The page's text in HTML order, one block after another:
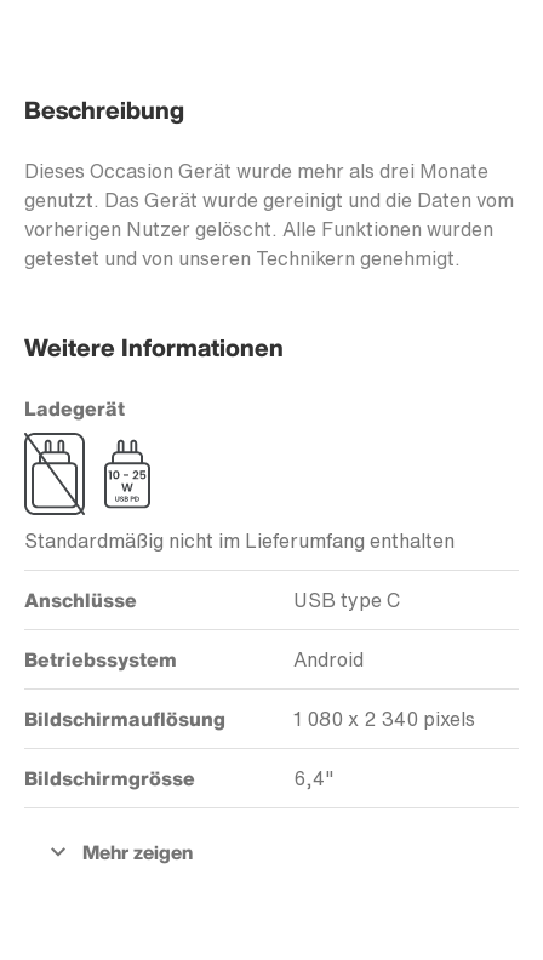
Beschreibung
Dieses Occasion Gerät wurde mehr als drei Monate
genutzt. Das Gerät wurde gereinigt und die Daten vom
vorherigen Nutzer gelöscht. Alle Funktionen wurden
getestet und von unseren Technikern genehmigt.
Weitere Informationen
Ladegerät
Standardmäßig nicht im Lieferumfang enthalten
Anschlüsse USB type C
Betriebssystem Android
Bildschirmauflösung 1 080 x 2 340 pixels
Bildschirmgrösse 6,4"